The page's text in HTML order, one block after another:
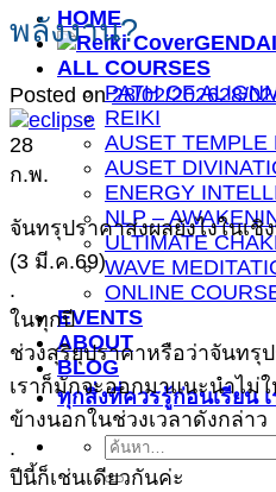
HOME
ALL COURSES
PATH OF
REIKI
AUSET TEMPLE
AUSET
ENERGY
NLP –
ULTIMATE
WAVE
ONLINE
EVENTS
ABOUT
BLOG
ทุกสิ่งที่ควรรู้ก่อนเรียน เ
ค้นหา:
พลังงาน?
Posted on28/02/202628/
28
ก.พ.
จันทรุปราคาส่งผลยังไงในเชิ
(3 มี.ค.69)
.
ในทุกปี
ช่วงสุริยุปราคาหรือว่าจันทรุ
เราก็มักจะออกมาแนะนำไม่
ข้างนอกในช่วงเวลาดังกล่าว
.
ปีนี้ก็เช่นเดียวกันค่ะ